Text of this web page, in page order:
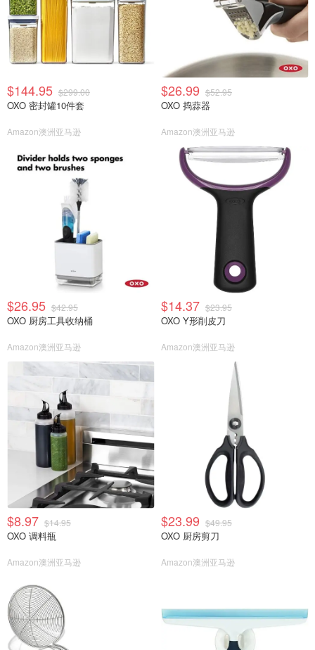
$144.95 $299.00
OXO 密封罐10件套
Amazon澳洲亚马逊
$26.99 $52.95
OXO 捣蒜器
Amazon澳洲亚马逊
$26.95 $42.95
OXO 厨房工具收纳桶
Amazon澳洲亚马逊
$14.37 $23.95
OXO Y形削皮刀
Amazon澳洲亚马逊
$8.97 $14.95
OXO 调料瓶
Amazon澳洲亚马逊
$23.99 $49.95
OXO 厨房剪刀
Amazon澳洲亚马逊